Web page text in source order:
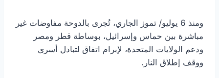
ومنذ 6 يوليو/ تموز الجاري، تُجرى بالدوحة مفاوضات غير
مباشرة بين حماس وإسرائيل، بوساطة قطر ومصر
ودعم الولايات المتحدة، لإبرام اتفاق لتبادل أسرى
ووقف إطلاق النار.